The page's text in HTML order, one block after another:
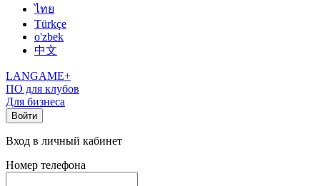
ไทย
Türkçe
o'zbek
中文
LANGAME+
ПО для клубов
Для бизнеса
Войти
Вход в личный кабинет
Номер телефона